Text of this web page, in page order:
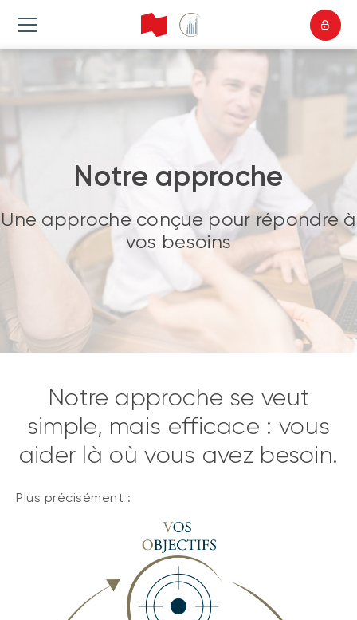
Notre approche
Une approche conçue pour répondre à
vos besoins
Notre approche se veut
simple, mais efficace : vous
aider là où vous avez besoin.
Plus précisément :